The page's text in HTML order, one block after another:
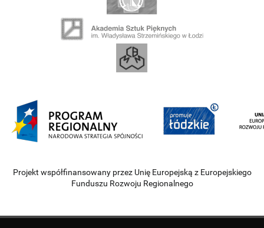
Projekt współfinansowany przez Unię Europejską z Europejskiego
Funduszu Rozwoju Regionalnego